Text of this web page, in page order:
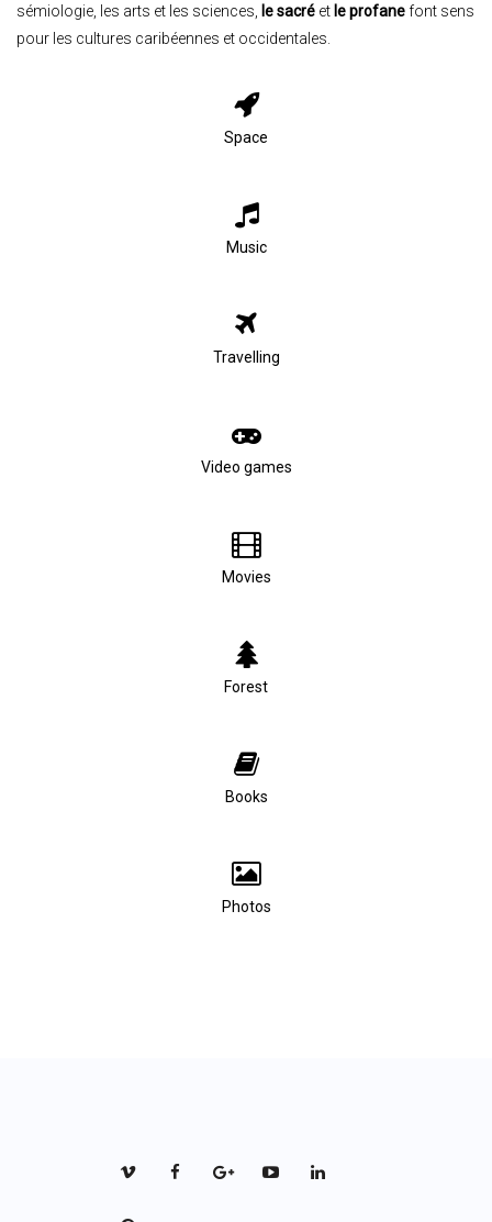
sémiologie, les arts et les sciences, le sacré etle profanefont sens
pour les cultures caribéennes et occidentales.
Space
Music
Travelling
Video games
Movies
Forest
Books
Photos